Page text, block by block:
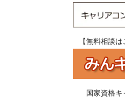
【無料相談
国家資格